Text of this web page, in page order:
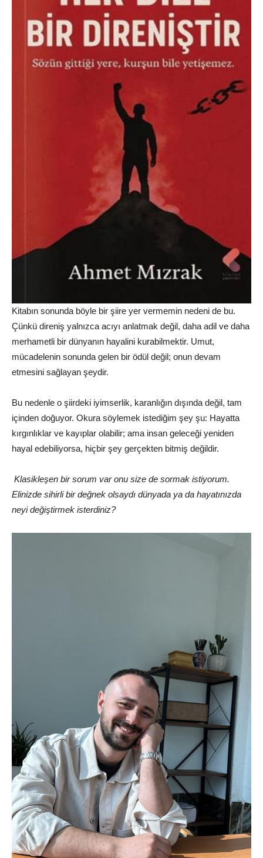
Kitabın sonunda böyle bir şiire yer vermemin nedeni de bu.
Çünkü direniş yalnızca acıyı anlatmak değil, daha adil ve daha
merhametli bir dünyanın hayalini kurabilmektir. Umut,
mücadelenin sonunda gelen bir ödül değil; onun devam
etmesini sağlayan şeydir.
Bu nedenle o şiirdeki iyimserlik, karanlığın dışında değil, tam
içinden doğuyor. Okura söylemek istediğim şey şu: Hayatta
kırgınlıklar ve kayıplar olabilir; ama insan geleceği yeniden
hayal edebiliyorsa, hiçbir şey gerçekten bitmiş değildir.
Klasikleşen bir sorum var onu size de sormak istiyorum.
Elinizde sihirli bir değnek olsaydı dünyada ya da hayatınızda
neyi değiştirmek isterdiniz?